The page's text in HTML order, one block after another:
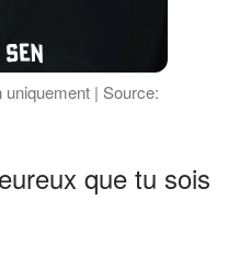
| Source:
que tu sois